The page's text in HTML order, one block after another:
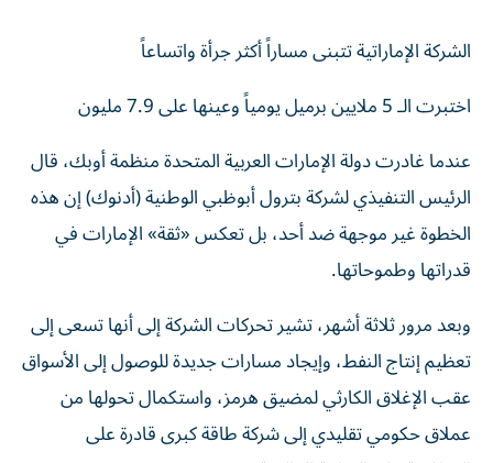
الشركة الإماراتية تتبنى مساراً أكثر جرأة واتساعاً
عندما غادرت دولة الإمارات العربية المتحدة منظمة أوبك، قال
الرئيس التنفيذي لشركة بترول أبوظبي الوطنية (أدنوك) إن هذه
الخطوة غير موجهة ضد أحد، بل تعكس «ثقة» الإمارات في
قدراتها وطموحاتها.
وبعد مرور ثلاثة أشهر، تشير تحركات الشركة إلى أنها تسعى إلى
تعظيم إنتاج النفط، وإيجاد مسارات جديدة للوصول إلى الأسواق
عقب الإغلاق الكارثي لمضيق هرمز، واستكمال تحولها من
عملاق حكومي تقليدي إلى شركة طاقة كبرى قادرة على
المنافسة على الساحة العالمية.